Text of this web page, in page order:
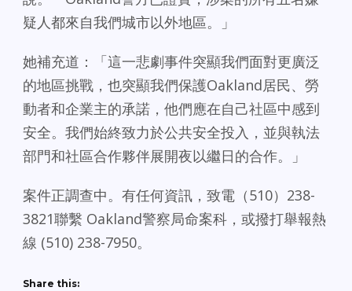
疑人都來自我們城市以外地區。」
她補充道：「這一悲劇事件突顯我們面對更廣泛
的地區挑戰，也突顯我們保護Oakland居民、勞
動者和企業主的承諾，他們應在自己社區中感到
安全。我們始終致力於公共安全投入，並與執法
部門和社區合作夥伴展開夜以繼日的合作。」
案件正調查中。有任何資訊，致電（510）238-
3821聯繫 Oakland警察局命案科，或撥打舉報熱
線 (510) 238-7950。
Share this: